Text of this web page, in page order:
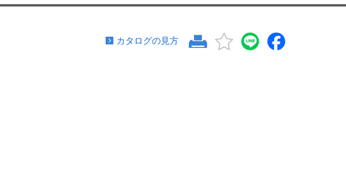
カタログの見方